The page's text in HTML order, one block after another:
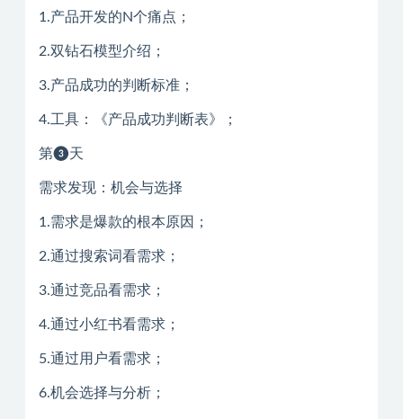
1.产品开发的N个痛点；
2.双钻石模型介绍；
3.产品成功的判断标准；
4.工具：《产品成功判断表》；
第❸天
需求发现：机会与选择
1.需求是爆款的根本原因；
2.通过搜索词看需求；
3.通过竞品看需求；
4.通过小红书看需求；
5.通过用户看需求；
6.机会选择与分析；